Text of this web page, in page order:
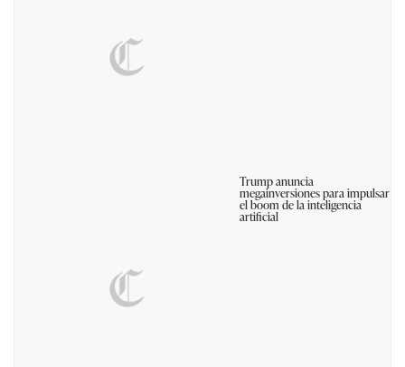
Trump anuncia
megainversiones para impulsar
el boom de la inteligencia
artificial